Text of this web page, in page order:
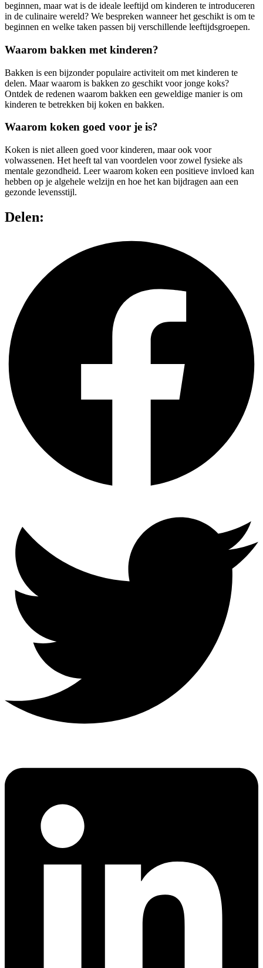
beginnen, maar wat is de ideale leeftijd om kinderen te introduceren
in de culinaire wereld? We bespreken wanneer het geschikt is om te
beginnen en welke taken passen bij verschillende leeftijdsgroepen.
Waarom bakken met kinderen?
Bakken is een bijzonder populaire activiteit om met kinderen te
delen. Maar waarom is bakken zo geschikt voor jonge koks?
Ontdek de redenen waarom bakken een geweldige manier is om
kinderen te betrekken bij koken en bakken.
Waarom koken goed voor je is?
Koken is niet alleen goed voor kinderen, maar ook voor
volwassenen. Het heeft tal van voordelen voor zowel fysieke als
mentale gezondheid. Leer waarom koken een positieve invloed kan
hebben op je algehele welzijn en hoe het kan bijdragen aan een
gezonde levensstijl.
Delen: